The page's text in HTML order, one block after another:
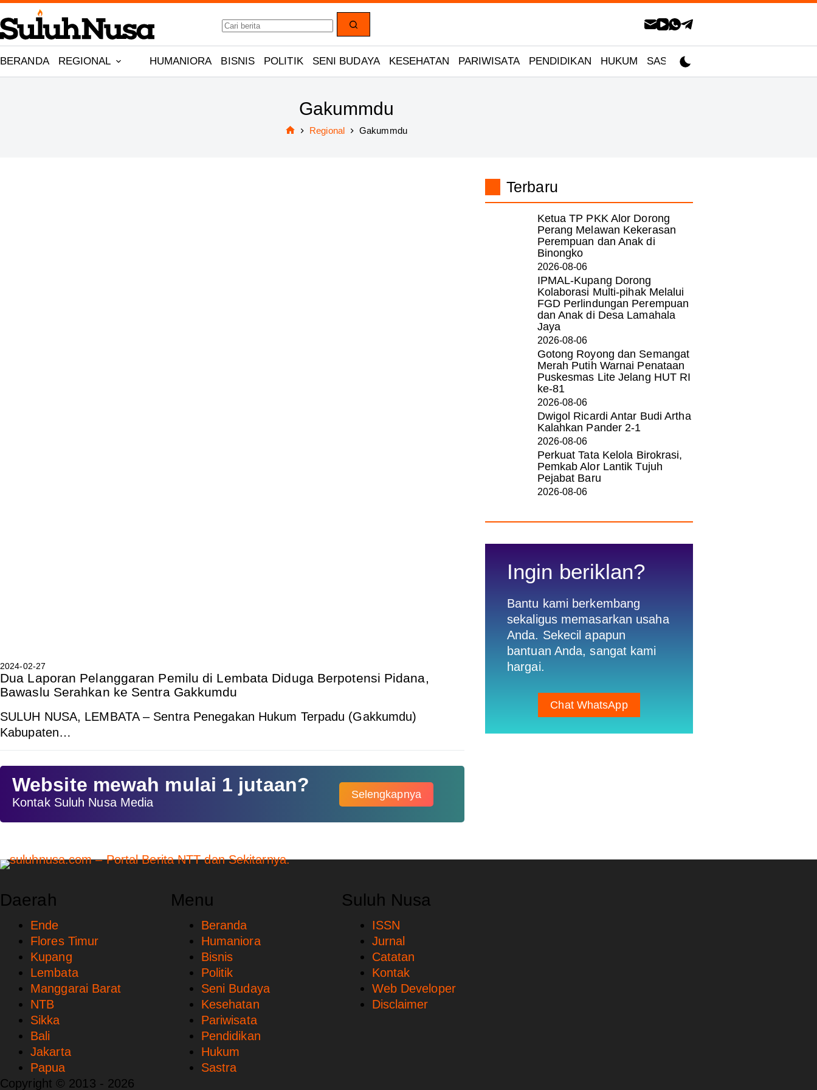
Skip
to
content
No
results
BERANDA REGIONAL HUMANIORA BISNIS POLITIK SENI BUDAYA KESEHATAN PARIWISATA PENDIDIKAN HUKUM SASTRA
Gakummdu
Regional Gakummdu
2024-02-27
Dua Laporan Pelanggaran Pemilu di Lembata Diduga Berpotensi Pidana,
Bawaslu Serahkan ke Sentra Gakkumdu
SULUH NUSA, LEMBATA – Sentra Penegakan Hukum Terpadu (Gakkumdu)
Kabupaten…
Website mewah mulai 1 jutaan?
Kontak Suluh Nusa Media
Selengkapnya
Terbaru
Ketua TP PKK Alor Dorong
Perang Melawan Kekerasan
Perempuan dan Anak di
Binongko
2026-08-06
IPMAL-Kupang Dorong
Kolaborasi Multi-pihak Melalui
FGD Perlindungan Perempuan
dan Anak di Desa Lamahala
Jaya
2026-08-06
Gotong Royong dan Semangat
Merah Putih Warnai Penataan
Puskesmas Lite Jelang HUT RI
ke-81
2026-08-06
Dwigol Ricardi Antar Budi Artha
Kalahkan Pander 2-1
2026-08-06
Perkuat Tata Kelola Birokrasi,
Pemkab Alor Lantik Tujuh
Pejabat Baru
2026-08-06
Ingin beriklan?
Bantu kami berkembang
sekaligus memasarkan usaha
Anda. Sekecil apapun
bantuan Anda, sangat kami
hargai.
Chat WhatsApp
Daerah
Ende
Flores Timur
Kupang
Lembata
Manggarai Barat
NTB
Sikka
Bali
Jakarta
Papua
Menu
Beranda
Humaniora
Bisnis
Politik
Seni Budaya
Kesehatan
Pariwisata
Pendidikan
Hukum
Sastra
Suluh Nusa
ISSN
Jurnal
Catatan
Kontak
Web Developer
Disclaimer
Copyright © 2013 - 2026